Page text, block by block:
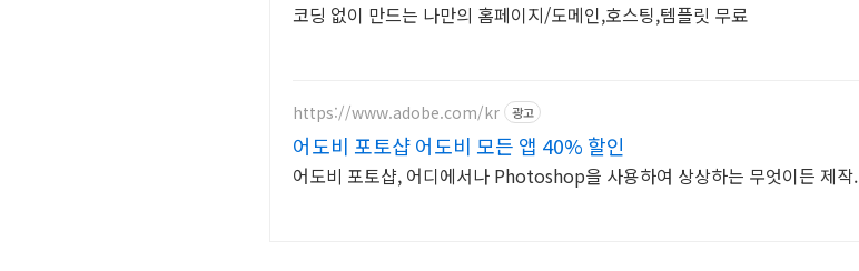
코딩 없이 만드는 나만의 홈페이지/도메인,호스팅,템플릿 무료
https://www.adobe.com/kr 광고
어도비 포토샵 어도비 모든 앱 40% 할인
어도비 포토샵, 어디에서나 Photoshop을 사용하여 상상하는 무엇이든 제작.